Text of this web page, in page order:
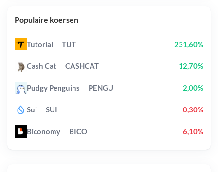
Populaire koersen
Tutorial TUT 231,60%
Cash Cat CASHCAT 12,70%
Pudgy Penguins PENGU 2,00%
Sui SUI 0,30%
Biconomy BICO 6,10%